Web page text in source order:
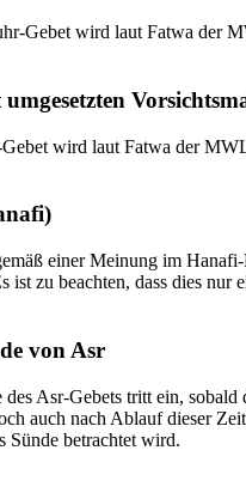
Gebet wird laut Fatwa der
wird laut Fatwa der
einer Meinung im
ist zu beachten, dass dies
von Asr
des Asr-Gebets tritt ein,
auch nach Ablauf dieser
Sünde betrachtet wird.